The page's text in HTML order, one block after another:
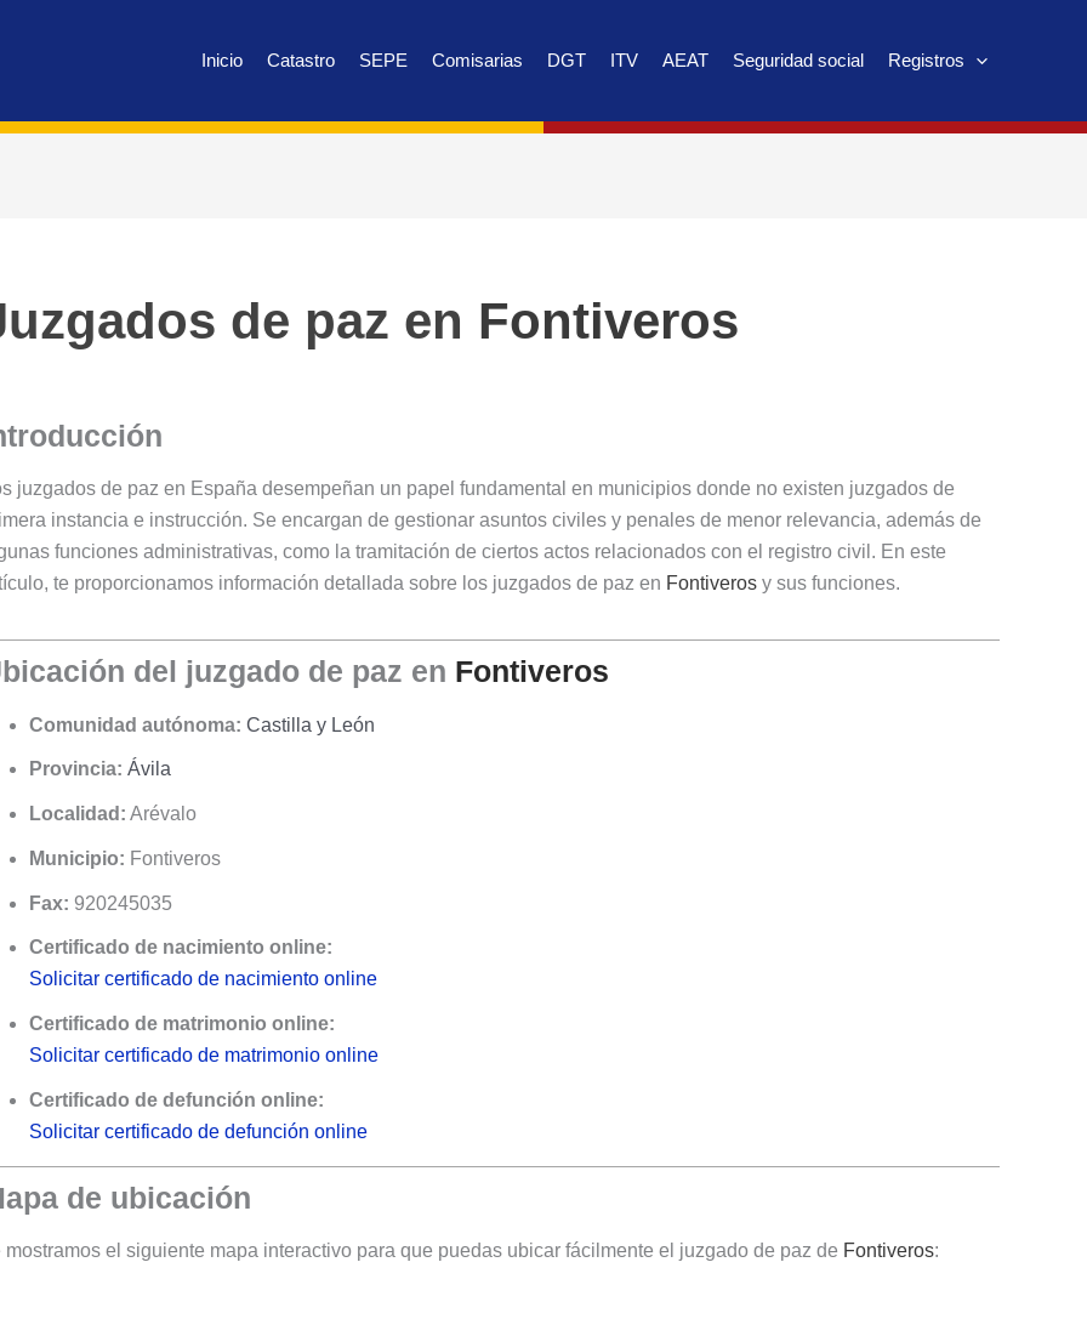
Inicio Catastro SEPE Comisarias DGT ITV AEAT Seguridad social Registros
de paz en Fontiveros
juzgados de paz en España desempeñan un papel fundamental en municipios donde no existen juzgados de
instancia e instrucción. Se encargan de gestionar asuntos civiles y penales de menor relevancia, además de
funciones administrativas, como la tramitación de ciertos actos relacionados con el registro civil. En este
te proporcionamos información detallada sobre los juzgados de paz en Fontiveros y sus funciones.
del juzgado de paz en Fontiveros
Comunidad autónoma: Castilla y León
Provincia: Ávila
Localidad: Arévalo
Municipio: Fontiveros
Fax: 920245035
Certificado de nacimiento online:
Solicitar certificado de nacimiento online
Certificado de matrimonio online:
Solicitar certificado de matrimonio online
Certificado de defunción online:
Solicitar certificado de defunción online
de ubicación
mostramos el siguiente mapa interactivo para que puedas ubicar fácilmente el juzgado de paz de Fontiveros: